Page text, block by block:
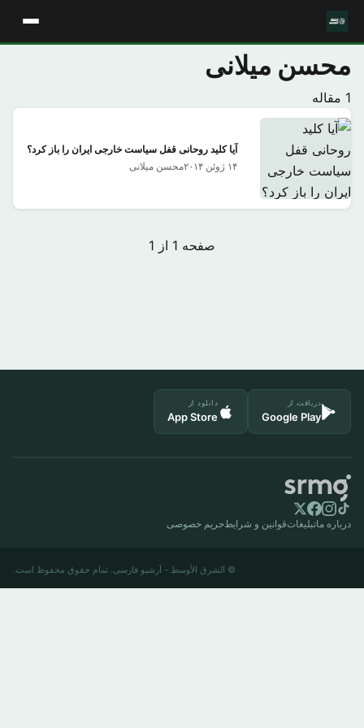
محسن میلانی
1 مقاله
آیا کلید روحانی قفل سیاست خارجی ایران را باز کرد؟
محسن میلانی ۱۴ ژوئن ۲۰۱۴
صفحه 1 از 1
دریافت از
Google Play
دانلود از
App Store
درباره ماتبلیغاتقوانین و شرایط حریم خصوصی
© الشرق الأوسط - آرشیو فارسی. تمام حقوق محفوظ است.